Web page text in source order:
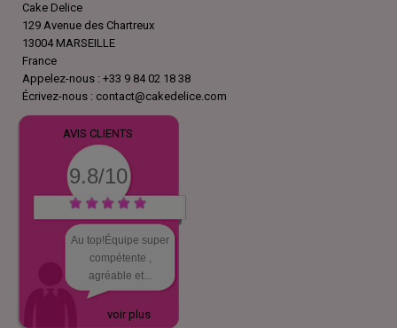
Cake Delice
129 Avenue des Chartreux
13004 MARSEILLE
France
Appelez-nous : +33 9 84 02 18 38
Écrivez-nous : contact@cakedelice.com
AVIS CLIENTS
9.8/10
Au top!Équipe super
compétente ,
agréable et...
voir plus